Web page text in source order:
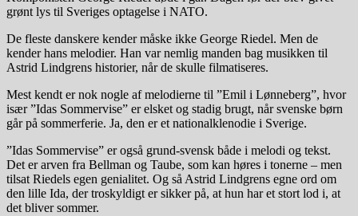
grønt lys til Sveriges optagelse i NATO.
De fleste danskere kender måske ikke George Riedel. Men de
kender hans melodier. Han var nemlig manden bag musikken til
Astrid Lindgrens historier, når de skulle filmatiseres.
Mest kendt er nok nogle af melodierne til ”Emil i Lønneberg”, hvor
især ”Idas Sommervise” er elsket og stadig brugt, når svenske børn
går på sommerferie. Ja, den er et nationalklenodie i Sverige.
”Idas Sommervise” er også grund-svensk både i melodi og tekst.
Det er arven fra Bellman og Taube, som kan høres i tonerne – men
tilsat Riedels egen genialitet. Og så Astrid Lindgrens egne ord om
den lille Ida, der troskyldigt er sikker på, at hun har et stort lod i, at
det bliver sommer.